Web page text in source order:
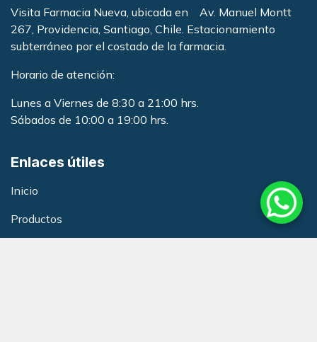
Visita Farmacia Nueva, ubicada en Av. Manuel Montt
267, Providencia, Santiago, Chile. Estacionamiento
subterráneo por el costado de la farmacia.
Horario de atención:
Lunes a Viernes de 8:30 a 21:00 hrs.
Sábados de 10:00 a 19:00 hrs.
Enlaces útiles
Inicio
Productos